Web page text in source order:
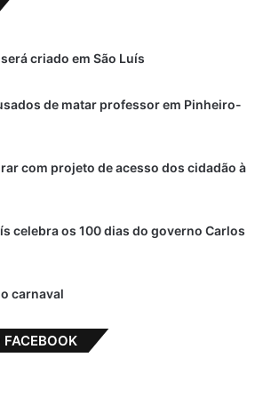
criado em São Luís
de matar professor em Pinheiro-
com projeto de acesso dos cidadão à
celebra os 100 dias do governo Carlos
carnaval